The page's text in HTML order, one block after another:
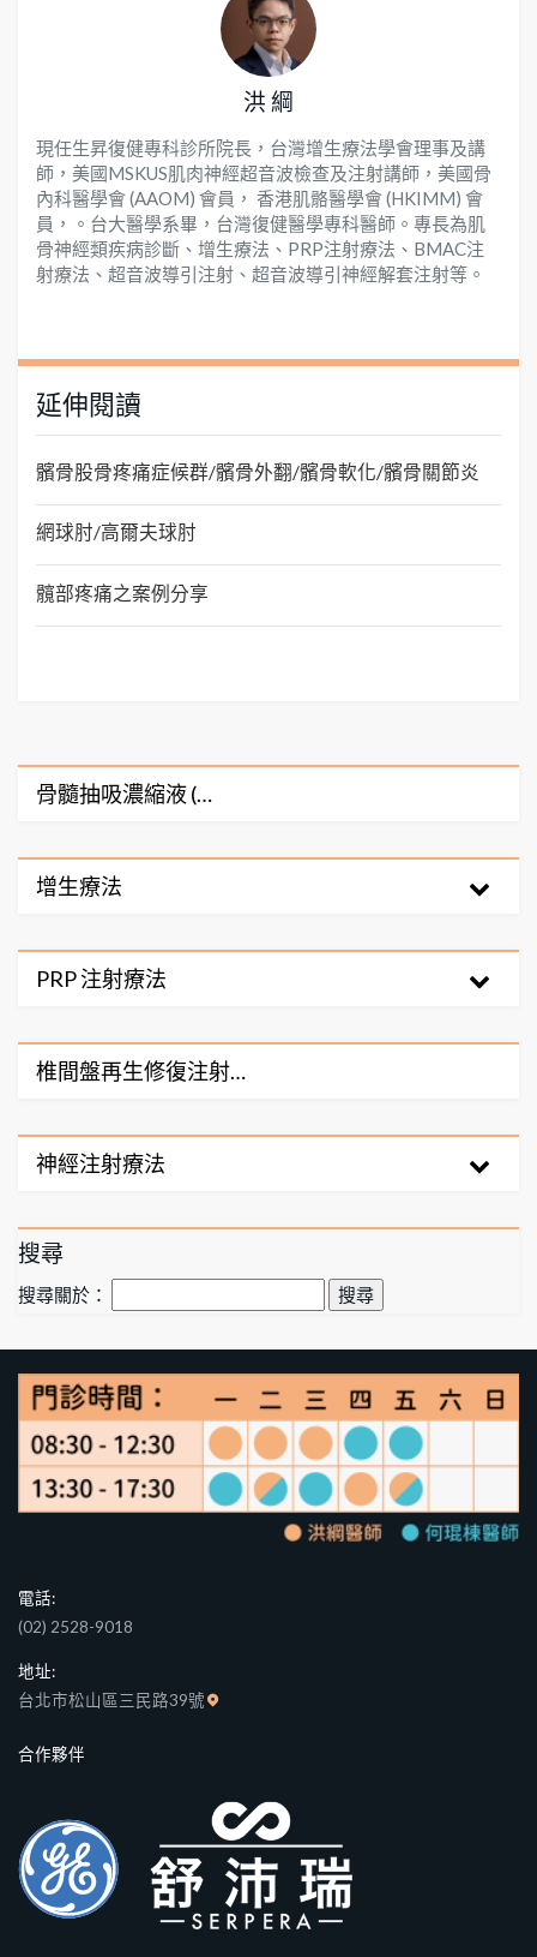
洪 綱
現任生昇復健專科診所院長，台灣增生療法學會理事及講
師，美國MSKUS肌肉神經超音波檢查及注射講師，美國骨
內科醫學會 (AAOM) 會員， 香港肌骼醫學會 (HKIMM) 會
員，。台大醫學系畢，台灣復健醫學專科醫師。專長為肌
骨神經類疾病診斷、增生療法、PRP注射療法、BMAC注
射療法、超音波導引注射、超音波導引神經解套注射等。
延伸閱讀
髕骨股骨疼痛症候群/髕骨外翻/髕骨軟化/髕骨關節炎
網球肘/高爾夫球肘
髖部疼痛之案例分享
骨髓抽吸濃縮液 (…
增生療法
PRP 注射療法
椎間盤再生修復注射…
神經注射療法
搜尋
搜尋關於：
電話:
(02) 2528-9018
地址:
台北市松山區三民路39號
合作夥伴